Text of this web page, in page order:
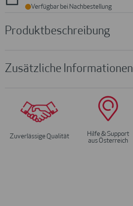
Produktbeschreibung
Zusätzliche Informationen
Zuverlässige Qualität
Hilfe & Support
aus Österreich
Verfügbar bei Nachbestellung